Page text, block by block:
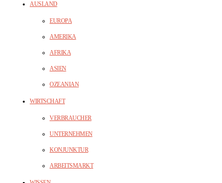
AUSLAND
EUROPA
AMERIKA
AFRIKA
ASIEN
OZEANIAN
WIRTSCHAFT
VERBRAUCHER
UNTERNEHMEN
KONJUNKTUR
ARBEITSMARKT